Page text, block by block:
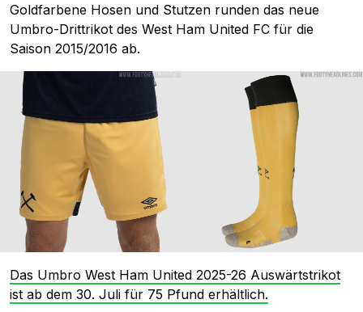
Goldfarbene Hosen und Stutzen runden das neue
Umbro-Drittrikot des West Ham United FC für die
Saison 2015/2016 ab.
Das Umbro West Ham United 2025-26 Auswärtstrikot
ist ab dem 30. Juli für 75 Pfund erhältlich.